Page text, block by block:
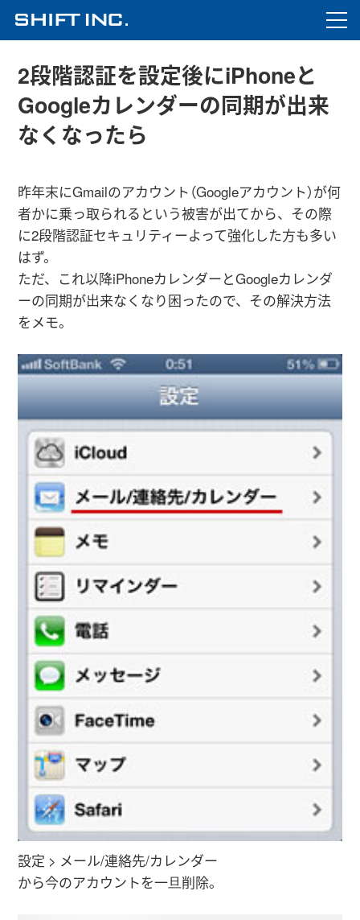
2段階認証を設定後にiPhoneと
Googleカレンダーの同期が出来
なくなったら
昨年末にGmailのアカウント（Googleアカウント）が何
者かに乗っ取られるという被害が出てから、その際
に2段階認証セキュリティーよって強化した方も多い
はず。
ただ、これ以降iPhoneカレンダーとGoogleカレンダ
ーの同期が出来なくなり困ったので、その解決方法
をメモ。
設定 > メール/連絡先/カレンダー
から今のアカウントを一旦削除。